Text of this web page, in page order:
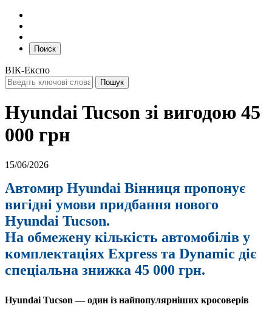
Поиск
ВІК-Експо
Hyundai Tucson зі вигодою 45
000 грн
15/06/2026
Автомир Hyundai Вінниця пропонує
вигідні умови придбання нового
Hyundai Tucson.
На обмежену кількість автомобілів у
комплектаціях Express та Dynamic діє
спеціальна знижка 45 000 грн.
Hyundai Tucson — один із найпопулярніших кросоверів